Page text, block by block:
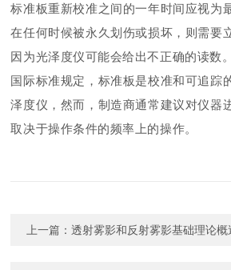
标准板重新校准之间的一年时间应视为
在任何时候被永久划伤或损坏，则需要
因为光泽度仪可能会给出不正确的读数。
国际标准规定，标准板是校准和可追踪
泽度仪，然而，制造商通常建议对仪器
取决于操作条件的频率上的操作。
上一篇：透射雾影和反射雾影基础理论概